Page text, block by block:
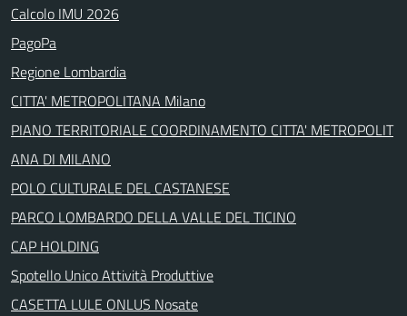
Calcolo IMU 2026
PagoPa
Regione Lombardia
CITTA' METROPOLITANA Milano
PIANO TERRITORIALE COORDINAMENTO CITTA' METROPOLIT
ANA DI MILANO
POLO CULTURALE DEL CASTANESE
PARCO LOMBARDO DELLA VALLE DEL TICINO
CAP HOLDING
Spotello Unico Attività Produttive
CASETTA LULE ONLUS Nosate